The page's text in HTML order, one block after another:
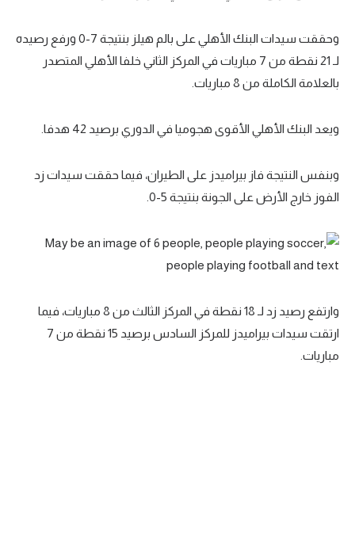
في المونديال
أمريكا
ركن الألعاب
أقسام خاصة
ميركاتو
تحقيق في الجول
وحققت سيدات البنك الأهلي على بالم هيلز بنتيجة 7-0 ورفع رصيده
لـ 21 نقطة من 7 مباريات في المركز الثاني خلفا الأهلي المتصدر
بالعلامة الكاملة من 8 مباريات.
ويعد البنك الأهلي الأقوى هجوميا في الدوري برصيد 42 هدفا.
وبنفس النتيجة فاز بيراميدز على الطيران، فيما حققت سيدات زد
الفوز خارج الأرض على الجونة بنتيجة 5-0.
وارتفع رصيد زد لـ 18 نقطة في المركز الثالث من 8 مباريات، فيما
ارتقت سيدات بيراميدز للمركز السادس برصيد 15 نقطة من 7
مباريات.